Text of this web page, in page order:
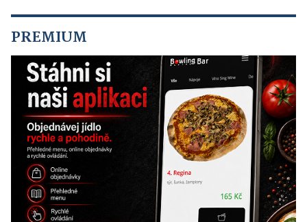
PREMIUM